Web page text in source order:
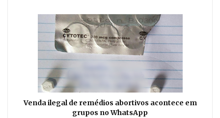
Venda ilegal de remédios abortivos acontece em
grupos no WhatsApp